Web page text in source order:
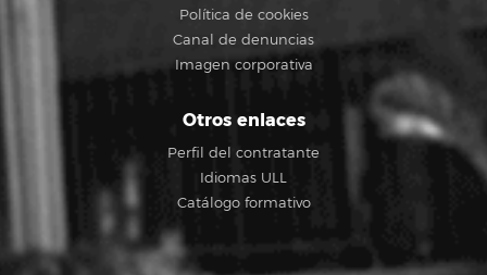
Política de cookies
Canal de denuncias
Imagen corporativa
Otros enlaces
Perfil del contratante
Idiomas ULL
Catálogo formativo